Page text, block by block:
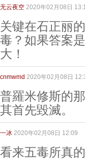
无云夜空 2020年02月08日
关键在石正丽
毒？如果答案
大！
cnmwmd 2020年02月08日
普羅米修斯的
其首先毀滅。
一冰 2020年02月08日 12:09
看来五毒所真的